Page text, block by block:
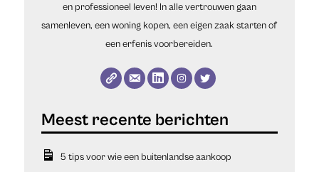
en professioneel leven! In alle vertrouwen gaan
samenleven, een woning kopen, een eigen zaak starten of
een erfenis voorbereiden.
5 tips voor wie een buitenlandse aankoop